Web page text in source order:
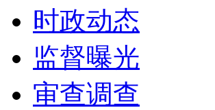
时政动态
监督曝光
审查调查